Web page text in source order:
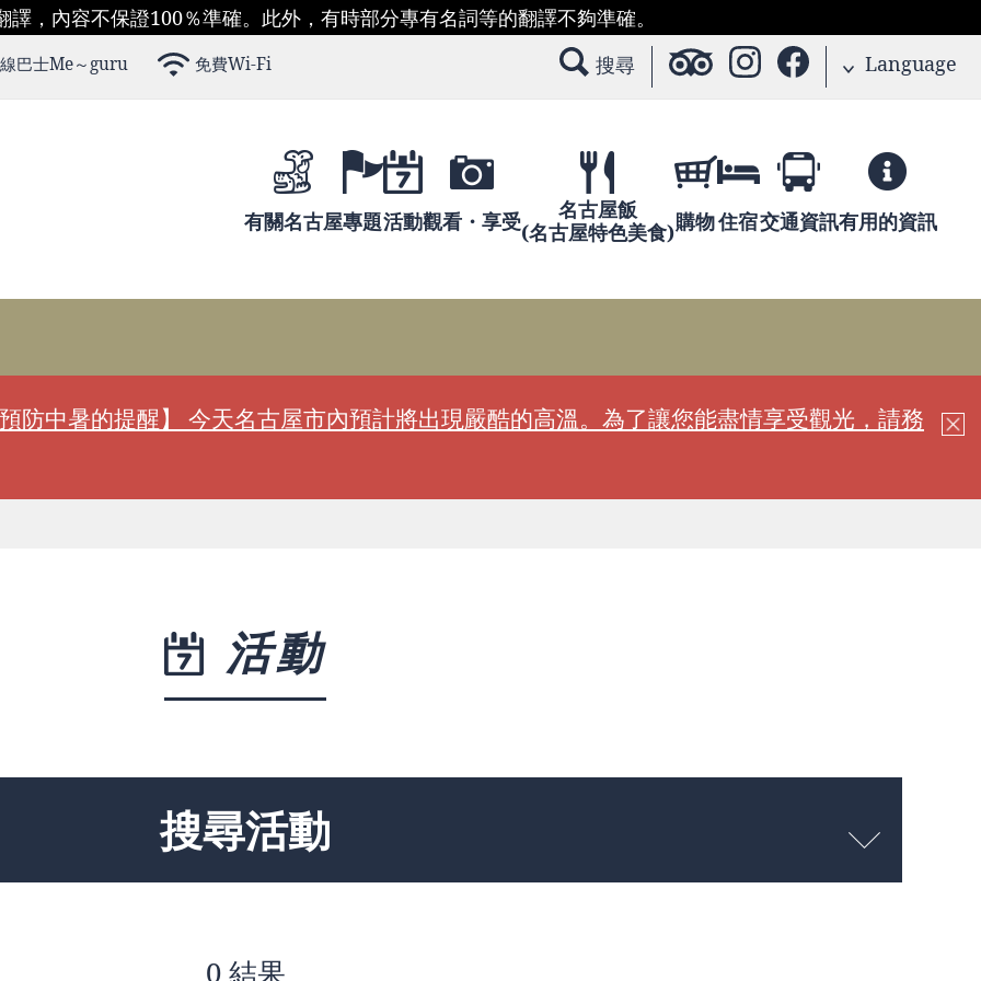
譯，內容不保證100％準確。此外，有時部分專有名詞等的翻譯不夠準確。
巴士Me～guru 免費Wi-Fi 搜尋 Language
有關名古屋專題活動觀看・享受
名古屋飯
(名古屋特色美食)購物住宿交通資訊有用的資訊
防中暑的提醒】 今天名古屋市內預計將出現嚴酷的高溫。為了讓您能盡情享受觀光，請務
活動
搜尋活動
0 結果